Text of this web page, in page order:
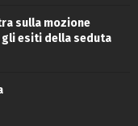
sulla mozione
gli esiti della seduta